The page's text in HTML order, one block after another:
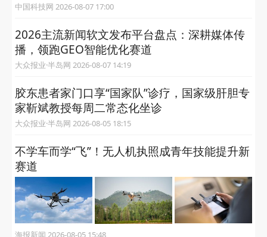
中国科技网 2026-08-07 17:00
2026主流新闻软文发布平台盘点：深耕媒体传
播，领跑GEO智能优化赛道
大众报业·半岛网 2026-08-07 14:19
胶东患者家门口享“国家队”诊疗，国家级肝胆专
家靳斌教授每周二常态化坐诊
大众报业·半岛网 2026-08-05 18:15
不学车而学“飞”！无人机执照成青年技能提升新
赛道
海报新闻 2026-08-05 15:48